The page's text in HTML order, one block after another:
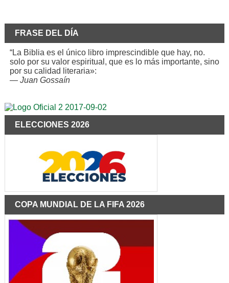
FRASE DEL DÍA
“La Biblia es el único libro imprescindible que hay, no.
solo por su valor espiritual, que es lo más importante, sino
por su calidad literaria»:
— Juan Gossaín
ELECCIONES 2026
COPA MUNDIAL DE LA FIFA 2026